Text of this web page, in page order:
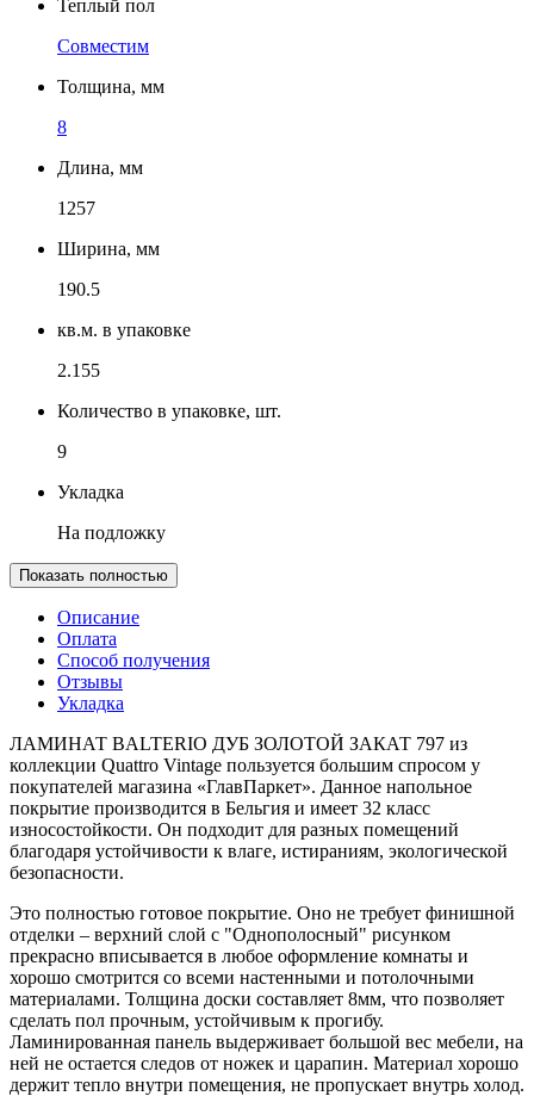
Теплый пол
Совместим
Толщина, мм
8
Длина, мм
1257
Ширина, мм
190.5
кв.м. в упаковке
2.155
Количество в упаковке, шт.
9
Укладка
На подложку
Показать полностью
Описание
Оплата
Способ получения
Отзывы
Укладка
ЛАМИНАТ BALTERIO ДУБ ЗОЛОТОЙ ЗАКАТ 797 из
коллекции Quattro Vintage пользуется большим спросом у
покупателей магазина «ГлавПаркет». Данное напольное
покрытие производится в Бельгия и имеет 32 класс
износостойкости. Он подходит для разных помещений
благодаря устойчивости к влаге, истираниям, экологической
безопасности.
Это полностью готовое покрытие. Оно не требует финишной
отделки – верхний слой с "Однополосный" рисунком
прекрасно вписывается в любое оформление комнаты и
хорошо смотрится со всеми настенными и потолочными
материалами. Толщина доски составляет 8мм, что позволяет
сделать пол прочным, устойчивым к прогибу.
Ламинированная панель выдерживает большой вес мебели, на
ней не остается следов от ножек и царапин. Материал хорошо
держит тепло внутри помещения, не пропускает внутрь холод.